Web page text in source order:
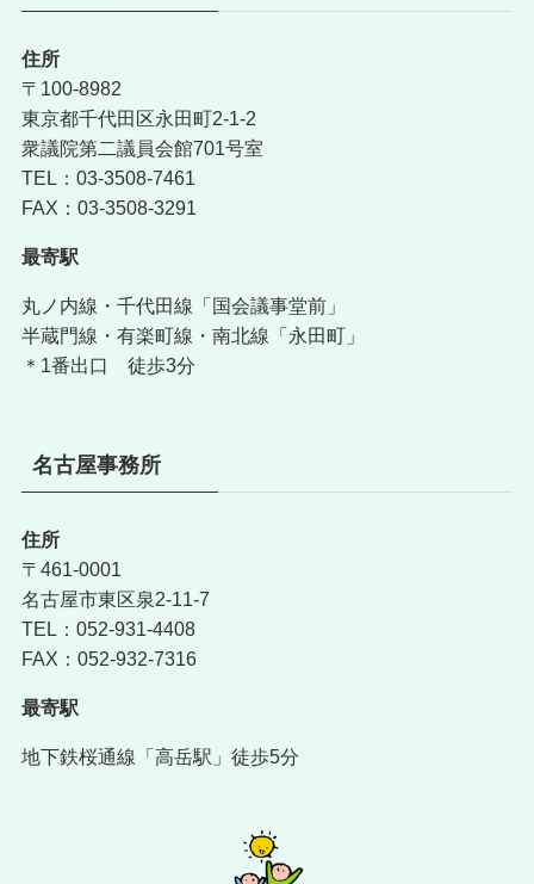
住所
〒100-8982
東京都千代田区永田町2-1-2
衆議院第二議員会館701号室
TEL：03-3508-7461
FAX：03-3508-3291
最寄駅
丸ノ内線・千代田線「国会議事堂前」
半蔵門線・有楽町線・南北線「永田町」
＊1番出口 徒歩3分
名古屋事務所
住所
〒461-0001
名古屋市東区泉2-11-7
TEL：052-931-4408
FAX：052-932-7316
最寄駅
地下鉄桜通線「高岳駅」徒歩5分